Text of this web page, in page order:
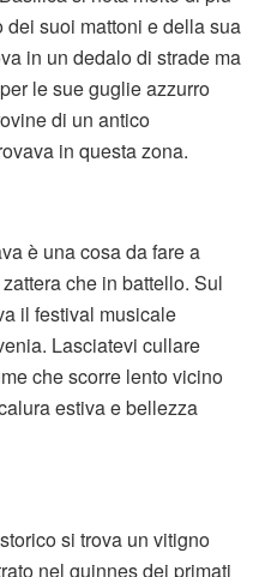
suoi mattoni e della sua
in un dedalo di strade ma
le sue guglie azzurro
di un antico
in questa zona.
è una cosa da fare a
che in battello. Sul
il festival musicale
Lasciatevi cullare
che scorre lento vicino
estiva e bellezza
si trova un vitigno
nel guinnes dei primati